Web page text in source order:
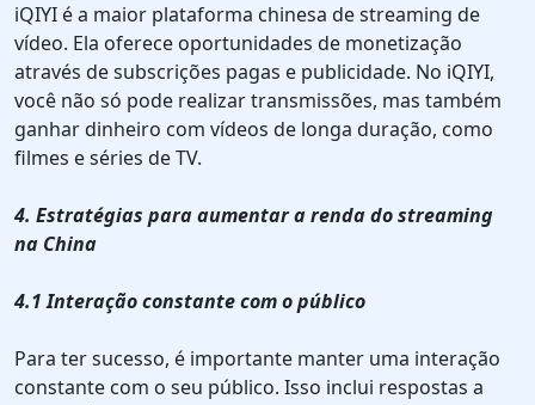
iQIYI é a maior plataforma chinesa de streaming de
vídeo. Ela oferece oportunidades de monetização
através de subscrições pagas e publicidade. No iQIYI,
você não só pode realizar transmissões, mas também
ganhar dinheiro com vídeos de longa duração, como
filmes e séries de TV.
4. Estratégias para aumentar a renda do streaming
na China
4.1 Interação constante com o público
Para ter sucesso, é importante manter uma interação
constante com o seu público. Isso inclui respostas a